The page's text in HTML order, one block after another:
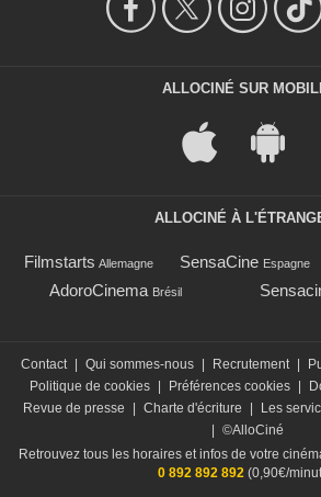
ALLOCINÉ SUR
ALLOCINÉ À
Filmstarts Allemagne SensaCine Espagne
AdoroCinema Brésil
Contact Qui sommes-nous Recrutement
Politique de cookies
Préférences cookies
Revue de presse
Charte d'écriture Les
©AlloCiné
Retrouvez tous les horaires et infos de votre
0 892 892 892(0,90€/